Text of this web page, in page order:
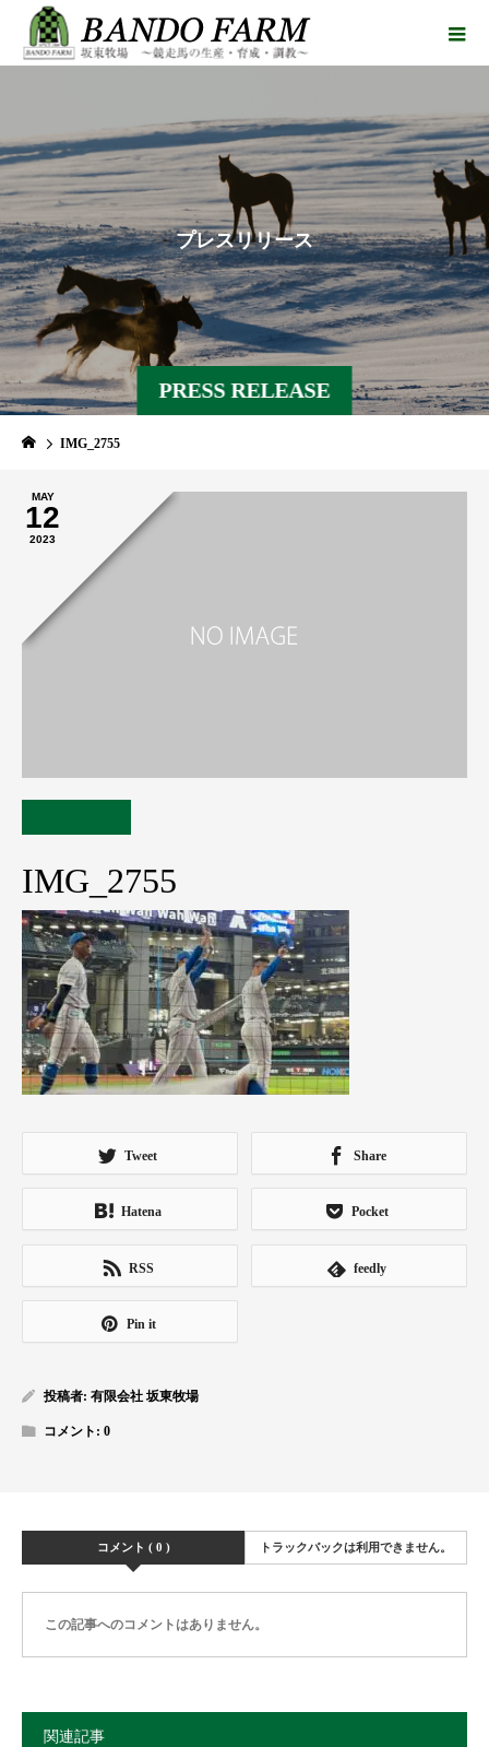
PRESS RELEASE
プレスリリース
IMG_2755
MAY
12
2023
IMG_2755
Tweet Share
Hatena Pocket
RSS feedly
Pin it
投稿者: 有限会社 坂東牧場
コメント: 0
コメント ( 0 ) トラックバックは利用できません。
この記事へのコメントはありません。
関連記事